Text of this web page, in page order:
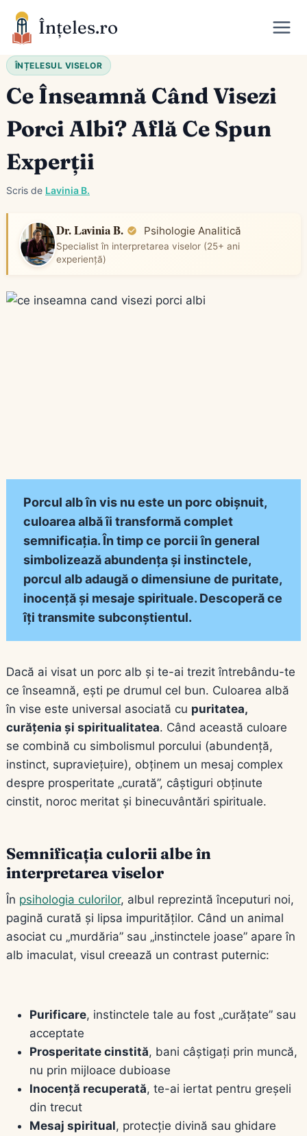
Skip
content
Înțeles.ro
ÎNȚELESUL VISELOR
Ce Înseamnă Când Visezi
Porci Albi? Află Ce Spun
Experții
Scris de Lavinia B.
Dr. Lavinia B. Psihologie Analitică
Specialist în interpretarea viselor (25+ ani
experiență)
Porcul alb în vis nu este un porc obișnuit,
culoarea albă îi transformă complet
semnificația. În timp ce porcii în general
simbolizează abundența și instinctele,
porcul alb adaugă o dimensiune de puritate,
inocență și mesaje spirituale. Descoperă ce
îți transmite subconștientul.
Dacă ai visat un porc alb și te-ai trezit întrebându-te
ce înseamnă, ești pe drumul cel bun. Culoarea albă
în vise este universal asociată cu puritatea,
curățenia și spiritualitatea. Când această culoare
se combină cu simbolismul porcului (abundență,
instinct, supraviețuire), obținem un mesaj complex
despre prosperitate „curată”, câștiguri obținute
cinstit, noroc meritat și binecuvântări spirituale.
Semnificația culorii albe în
interpretarea viselor
În psihologia culorilor, albul reprezintă începuturi noi,
pagină curată și lipsa impurităților. Când un animal
asociat cu „murdăria” sau „instinctele joase” apare în
alb imaculat, visul creează un contrast puternic:
Purificare, instinctele tale au fost „curățate” sau
acceptate
Prosperitate cinstită, bani câștigați prin muncă,
nu prin mijloace dubioase
Inocență recuperată, te-ai iertat pentru greșeli
din trecut
Mesaj spiritual, protecție divină sau ghidare